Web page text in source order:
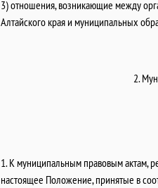
3) отношения, возникающие между
Алтайского края и муниципальных
2.
1. К муниципальным правовым актам,
настоящее Положение, принятые в